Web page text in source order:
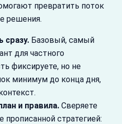
превратить поток
решения.
сразу. Базовый, самый
для частного
фиксируете, но не
минимум до конца дня,
и правила. Сверяете
прописанной стратегией: